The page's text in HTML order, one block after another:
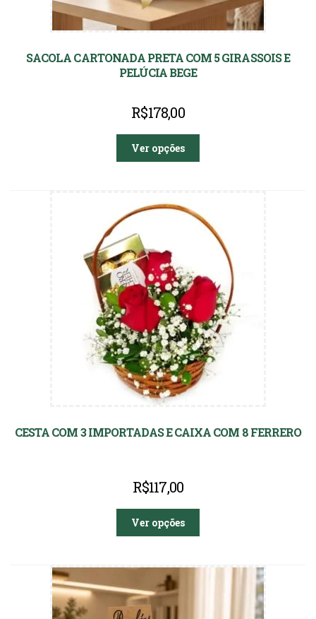
SACOLA CARTONADA PRETA COM 5 GIRASSOIS E
PELÚCIA BEGE
R$178,00
Ver opções
CESTA COM 3 IMPORTADAS E CAIXA COM 8 FERRERO
R$117,00
Ver opções